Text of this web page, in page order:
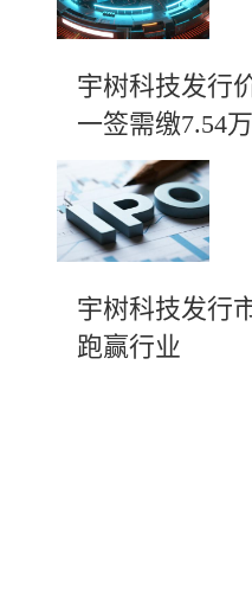
宇树科技发行
一签需缴7.54万
宇树科技发行
跑赢行业